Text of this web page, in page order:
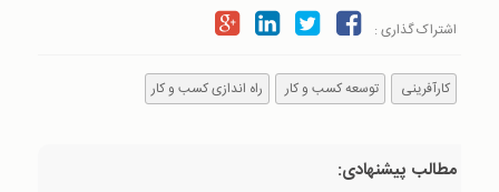
اشتراک گذاری :
کارآفرینی توسعه کسب و کار راه اندازی کسب و کار
مطالب پیشنهادی: